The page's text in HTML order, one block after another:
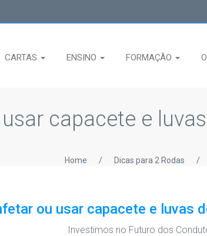
CARTAS ENSINO FORMAÇÃO
capacete e
Home / Dicas para 2 Rodas /
ou usar capacete e luvas
Investimos no Futuro dos